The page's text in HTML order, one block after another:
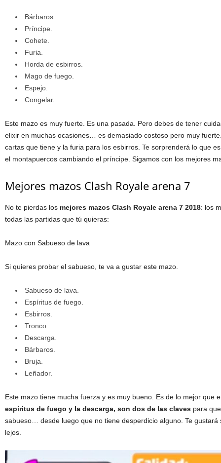
Bárbaros.
Príncipe.
Cohete.
Furia.
Horda de esbirros.
Mago de fuego.
Espejo.
Congelar.
Este mazo es muy fuerte. Es una pasada. Pero debes de tener
elixir en muchas ocasiones… es demasiado costoso pero muy
cartas que tiene y la furia para los esbirros. Te sorprenderá lo que
el montapuercos cambiando el príncipe. Sigamos con los mejores
Mejores mazos Clash Royale arena 7
No te pierdas los mejores mazos Clash Royale arena 7 2018: los
todas las partidas que tú quieras:
Mazo con Sabueso de lava
Si quieres probar el sabueso, te va a gustar este mazo.
Sabueso de lava.
Espíritus de fuego.
Esbirros.
Tronco.
Descarga.
Bárbaros.
Bruja.
Leñador.
Este mazo tiene mucha fuerza y es muy bueno. Es de lo mejor que
espíritus de fuego y la descarga, son dos de las claves para
sabueso… desde luego que no tiene desperdicio alguno. Te
lejos.